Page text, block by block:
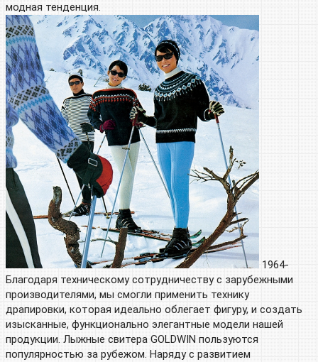
модная тенденция.
1964-
Благодаря техническому сотрудничеству с зарубежными
производителями, мы смогли применить технику
драпировки, которая идеально облегает фигуру, и создать
изысканные, функционально элегантные модели нашей
продукции. Лыжные свитера GOLDWIN пользуются
популярностью за рубежом. Наряду с развитием